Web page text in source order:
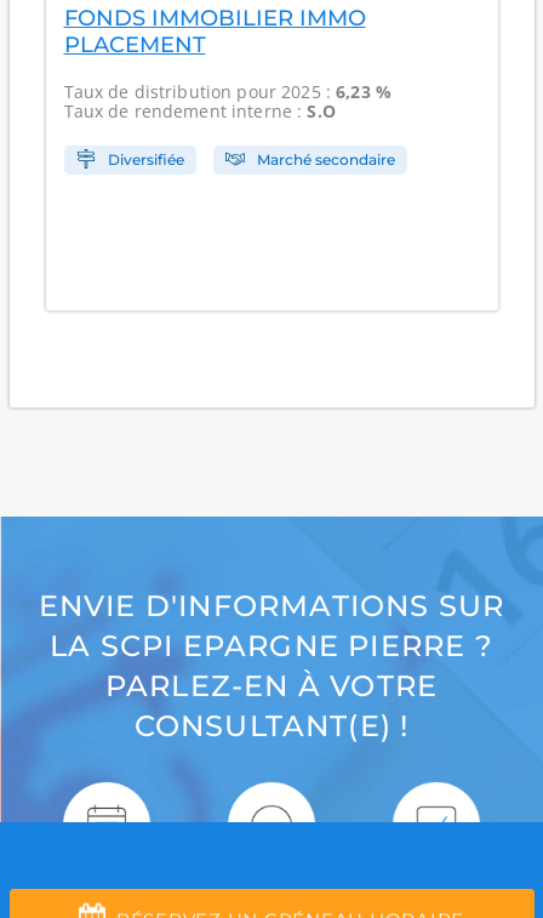
FONDS IMMOBILIER IMMO
PLACEMENT
Taux de distribution pour 2025 :6,23 %
Taux de rendement interne :S.O
Diversifiée Marché secondaire
ENVIE D'INFORMATIONS SUR
LA SCPI EPARGNE PIERRE ?
PARLEZ-EN À VOTRE
CONSULTANT(E) !